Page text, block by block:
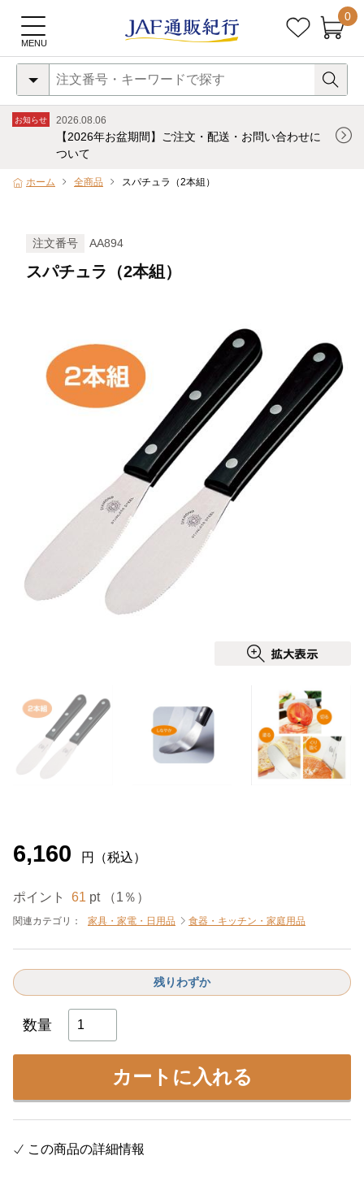
0
お知らせ 2026.08.06
【2026年お盆期間】ご注文・配送・お問い合わせに
ついて
ホーム 全商品 スパチュラ（2本組）
注文番号 AA894
スパチュラ（2本組）
6,160 円（税込）
ポイント 61 pt （1％）
関連カテゴリ： 家具・家電・日用品 食器・キッチン・家庭用品
残りわずか
数量
カートに入れる
この商品の詳細情報